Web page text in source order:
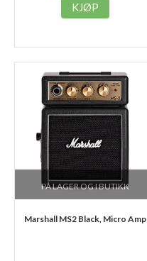
KJØP
PÅ LAGER OG I BUTIKK
Marshall MS2 Black, Micro Amp